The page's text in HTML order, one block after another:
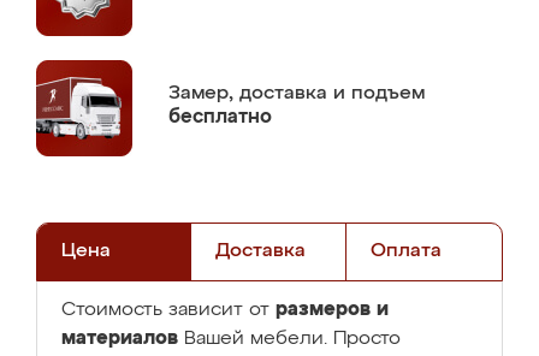
Замер, доставка и подъем
бесплатно
Цена Доставка Оплата
Стоимость зависит от размеров и
материалов Вашей мебели. Просто